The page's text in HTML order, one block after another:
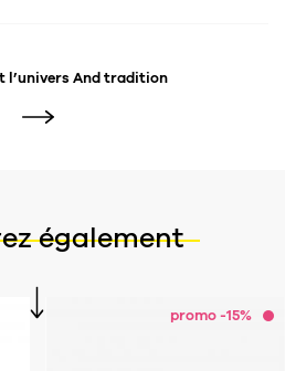
l’univers And tradition
également
promo -15%